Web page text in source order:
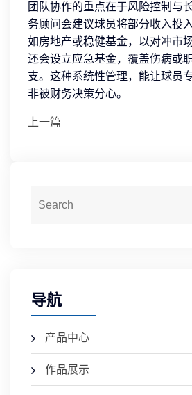
团队协作的重点在于风险控制与
务顾问会建议球员将部分收入投
如房地产或稳健基金，以对冲市
还会设立应急基金，覆盖伤病或
支。这种系统性管理，能让球员
非被财务决策分心。
上一篇
导航
产品中心
作品展示